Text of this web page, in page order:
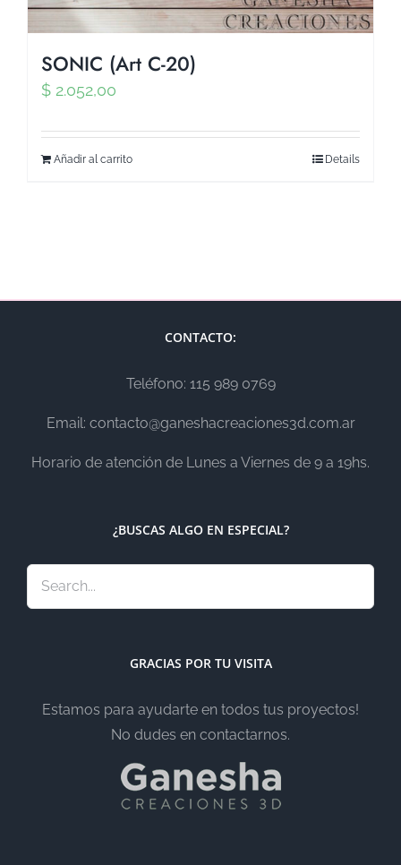
SONIC (Art C-20)
$ 2.052,00
Añadir al carrito Details
CONTACTO:
Teléfono: 115 989 0769
Email: contacto@ganeshacreaciones3d.com.ar
Horario de atención de Lunes a Viernes de 9 a 19hs.
¿BUSCAS ALGO EN ESPECIAL?
GRACIAS POR TU VISITA
Estamos para ayudarte en todos tus proyectos!
No dudes en contactarnos.